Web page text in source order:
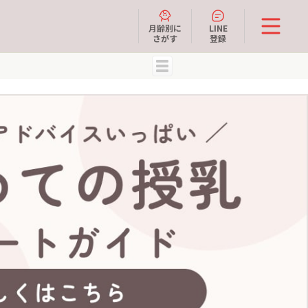
月齢別に
さがす
LINE
登録